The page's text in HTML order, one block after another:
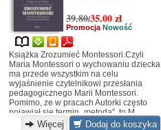
39.80/35.00zł
Promocja Nowość
Książka Zrozumieć Montessori.Czyli
Maria Montessori o wychowaniu dziecka
ma przede wszystkim na celu
wyjaśnienie czytelnikowi przesłania
pedagogicznego Marii Montessori.
Pomimo, ze w pracach Autorki często
pojawiał się termin „metoda”, to M.
Montessori zawsze w końcowym...
Więcej Dodaj do koszyka